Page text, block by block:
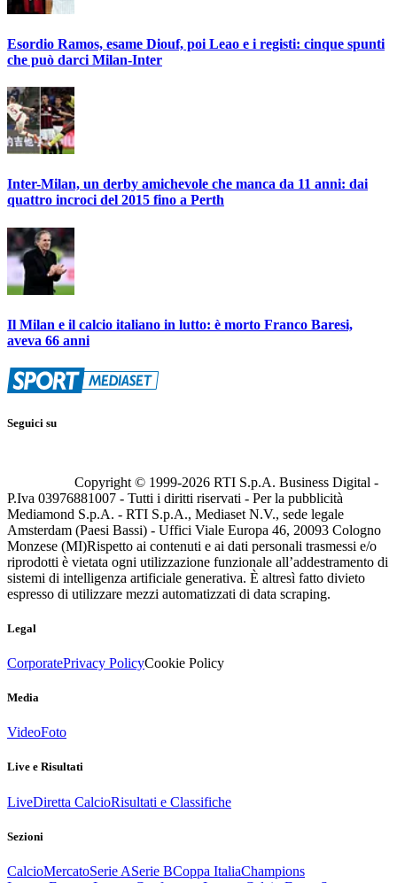
Esordio Ramos, esame Diouf, poi Leao e i registi: cinque spunti
che può darci Milan-Inter
Inter-Milan, un derby amichevole che manca da 11 anni: dai
quattro incroci del 2015 fino a Perth
Il Milan e il calcio italiano in lutto: è morto Franco Baresi,
aveva 66 anni
Seguici su
Copyright © 1999-2026 RTI S.p.A. Business Digital -
P.Iva 03976881007 - Tutti i diritti riservati - Per la pubblicità
Mediamond S.p.A. - RTI S.p.A., Mediaset N.V., sede legale
Amsterdam (Paesi Bassi) - Uffici Viale Europa 46, 20093 Cologno
Monzese (MI)Rispetto ai contenuti e ai dati personali trasmessi e/o
riprodotti è vietata ogni utilizzazione funzionale all’addestramento di
sistemi di intelligenza artificiale generativa. È altresì fatto divieto
espresso di utilizzare mezzi automatizzati di data scraping.
Legal
CorporatePrivacy PolicyCookie Policy
Media
VideoFoto
Live e Risultati
LiveDiretta CalcioRisultati e Classifiche
Sezioni
CalcioMercatoSerie ASerie BCoppa ItaliaChampions